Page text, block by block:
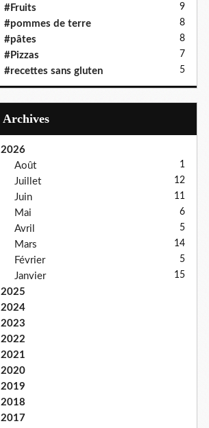
#Fruits 9
#pommes de terre 8
#pâtes 8
#Pizzas 7
#recettes sans gluten 5
Archives
2026
Août
1
Juillet 12
Juin 11
Mai 6
Avril 5
Mars 14
Février 5
Janvier 15
2025
2024
2023
2022
2021
2020
2019
2018
2017